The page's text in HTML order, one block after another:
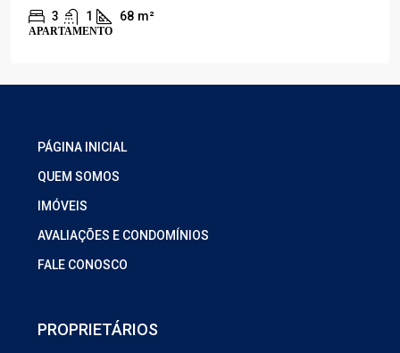
3 1 68 m²
APARTAMENTO
PÁGINA INICIAL
QUEM SOMOS
IMÓVEIS
AVALIAÇÕES E CONDOMÍNIOS
FALE CONOSCO
PROPRIETÁRIOS